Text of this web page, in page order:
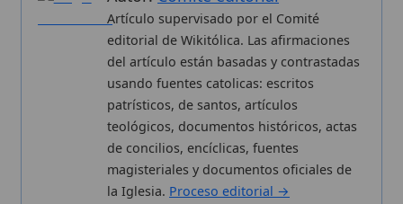
✦ SÍGUENOS EN
Canal de WhatsApp
Perfil de Instagram
Síguenos · @wikitolica